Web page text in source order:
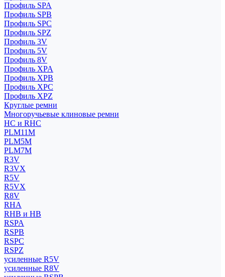
Профиль SPA
Профиль SPB
Профиль SPC
Профиль SPZ
Профиль 3V
Профиль 5V
Профиль 8V
Профиль XPA
Профиль XPB
Профиль XPC
Профиль XPZ
Круглые ремни
Многоручьевые клиновые ремни
HC и RHC
PLM11M
PLM5M
PLM7M
R3V
R3VX
R5V
R5VX
R8V
RHA
RHB и HB
RSPA
RSPB
RSPC
RSPZ
усиленные R5V
усиленные R8V